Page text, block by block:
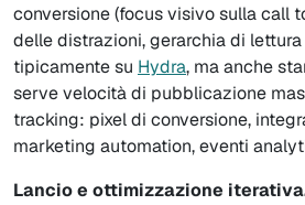
conversione (focus visivo sulla call
delle distrazioni, gerarchia di
tipicamente su Hydra, ma anche
serve velocità di pubblicazione
tracking: pixel di conversione,
marketing automation, eventi
Lancio e ottimizzazione